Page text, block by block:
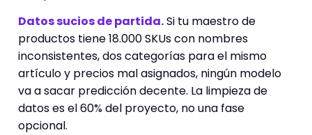
Datos sucios de partida.Si tu maestro de
productos tiene 18.000 SKUs con nombres
inconsistentes, dos categorías para el mismo
artículo y precios mal asignados, ningún modelo
va a sacar predicción decente. La limpieza de
datos es el 60% del proyecto, no una fase
opcional.